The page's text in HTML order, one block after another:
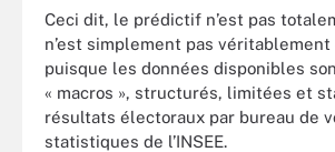
Ceci dit, le prédictif n’est pas
n’est simplement pas véritablement
puisque les données disponibles
« macros », structurés, limitées et
résultats électoraux par bureau de
statistiques de l’INSEE.